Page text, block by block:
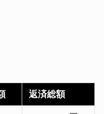
返済総額